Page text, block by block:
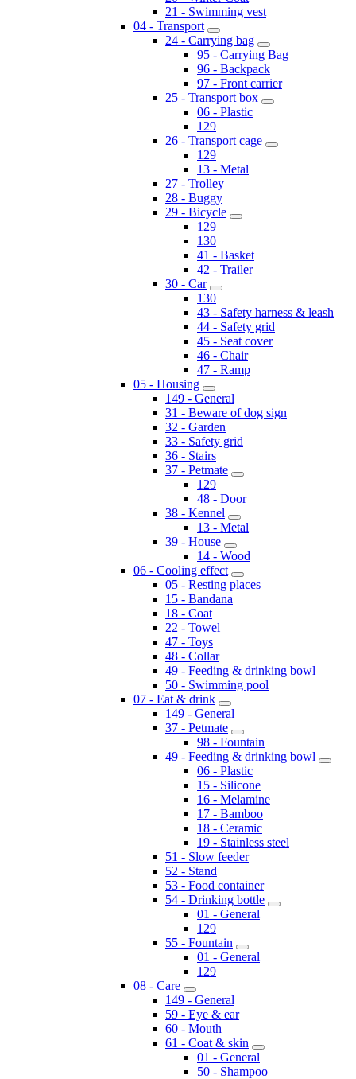
21 - Swimming vest
04 - Transport
24 - Carrying bag
95 - Carrying Bag
96 - Backpack
97 - Front carrier
25 - Transport box
06 - Plastic
129
26 - Transport cage
129
13 - Metal
27 - Trolley
28 - Buggy
29 - Bicycle
129
130
41 - Basket
42 - Trailer
30 - Car
130
43 - Safety harness & leash
44 - Safety grid
45 - Seat cover
46 - Chair
47 - Ramp
05 - Housing
149 - General
31 - Beware of dog sign
32 - Garden
33 - Safety grid
36 - Stairs
37 - Petmate
129
48 - Door
38 - Kennel
13 - Metal
39 - House
14 - Wood
06 - Cooling effect
05 - Resting places
15 - Bandana
18 - Coat
22 - Towel
47 - Toys
48 - Collar
49 - Feeding & drinking bowl
50 - Swimming pool
07 - Eat & drink
149 - General
37 - Petmate
98 - Fountain
49 - Feeding & drinking bowl
06 - Plastic
15 - Silicone
16 - Melamine
17 - Bamboo
18 - Ceramic
19 - Stainless steel
51 - Slow feeder
52 - Stand
53 - Food container
54 - Drinking bottle
01 - General
129
55 - Fountain
01 - General
129
08 - Care
149 - General
59 - Eye & ear
60 - Mouth
61 - Coat & skin
01 - General
50 - Shampoo